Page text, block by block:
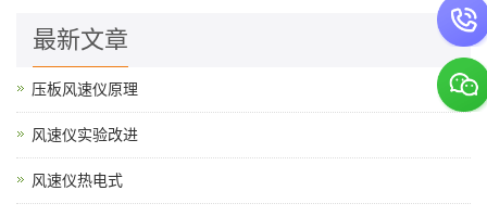
最新文章
压板风速仪原理
风速仪实验改进
风速仪热电式